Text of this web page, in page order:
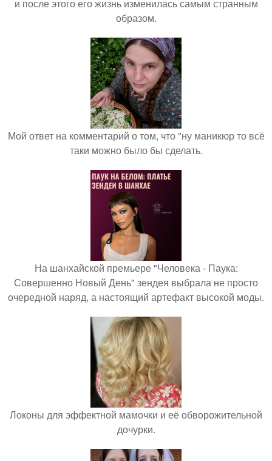
и после этого его жизнь изменилась самым странным
образом.
Мой ответ на комментарий о том, что "ну маникюр то всё
таки можно было бы сделать.
На шанхайской премьере "Человека - Паука:
Совершенно Новый День" зендея выбрала не просто
очередной наряд, а настоящий артефакт высокой моды.
Локоны для эффектной мамочки и её обворожительной
дочурки.